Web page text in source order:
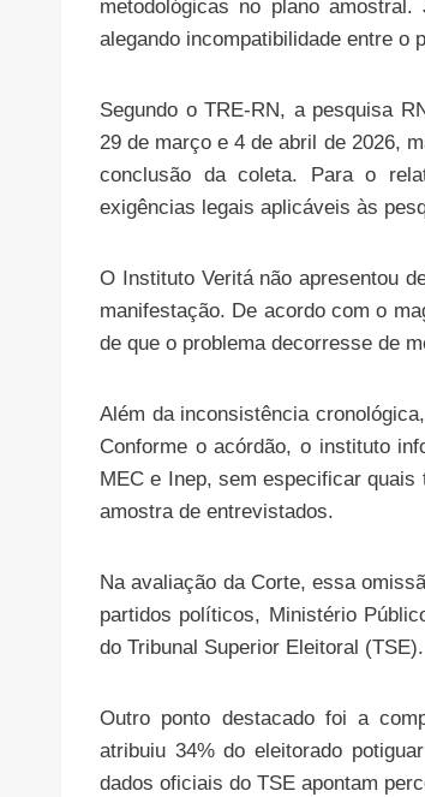
metodológicas no plano
alegando incompatibilidade entre o
Segundo o TRE-RN, a pesquisa
29 de março e 4 de abril de 2026,
conclusão da coleta. Para o
exigências legais aplicáveis às
O Instituto Veritá não apresentou
manifestação. De acordo com o
de que o problema decorresse de
Além da inconsistência
Conforme o acórdão, o instituto
MEC e Inep, sem especificar
amostra de entrevistados.
Na avaliação da Corte, essa
partidos políticos, Ministério
do Tribunal Superior Eleitoral (TSE).
Outro ponto destacado foi a
atribuiu 34% do eleitorado
dados oficiais do TSE apontam